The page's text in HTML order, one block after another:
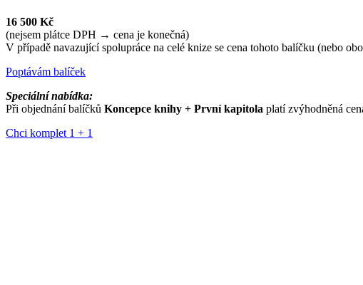
16 500 Kč
(nejsem plátce DPH → cena je konečná)
V případě navazující spolupráce na celé knize se cena tohoto balíčku (nebo
Poptávám balíček
Speciální nabídka:
Při objednání balíčků Koncepce knihy + První kapitola platí zvýhodněná
Chci komplet 1 + 1